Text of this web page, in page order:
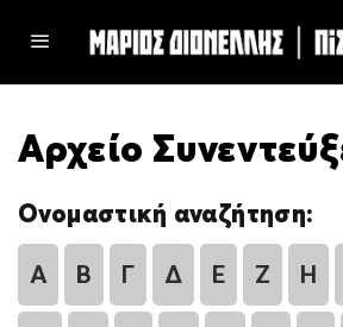
Αρχείο
Ονομαστική αναζήτηση:
Α Β Γ Δ Ε Ζ Η